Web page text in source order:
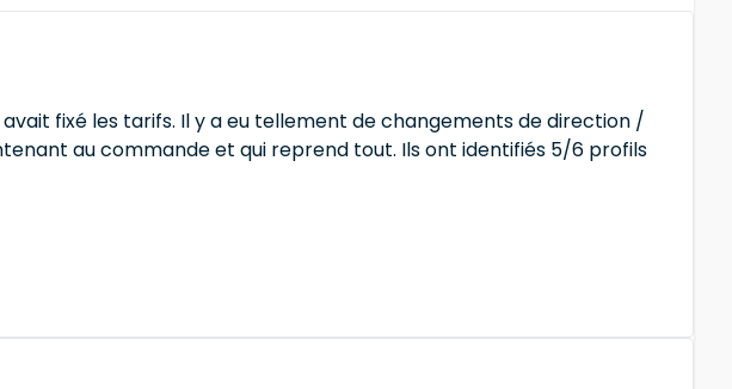
fixé les tarifs. Il y a eu tellement de changements de direction /
au commande et qui reprend tout. Ils ont identifiés 5/6 profils